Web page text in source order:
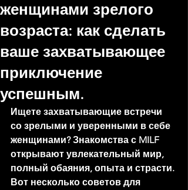
женщинами зрелого
возраста: как сделать
ваше захватывающее
приключение
успешным.
Ищете захватывающие встречи
со зрелыми и уверенными в себе
женщинами? Знакомства с MILF
открывают увлекательный мир,
полный обаяния, опыта и страсти.
Вот несколько советов для